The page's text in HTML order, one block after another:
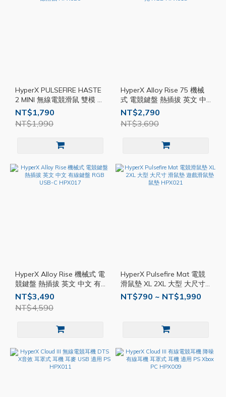
HyperX PULSEFIRE HASTE
2 MINI 無線電競滑鼠 雙模 藍
牙 輕量 有線 無線滑鼠
HPX020
NT$1,790
NT$1,990
HyperX Alloy Rise 75 機械
式 電競鍵盤 熱插拔 英文 中
文 有線 智慧調節背光 RGB
HPX018
NT$2,790
NT$3,690
HyperX Alloy Rise 機械式 電
競鍵盤 熱插拔 英文 中文 有
線鍵盤 RGB USB-C HPX017
NT$3,490
NT$4,590
HyperX Pulsefire Mat 電競
滑鼠墊 XL 2XL 大型 大尺寸
滑鼠墊 遊戲滑鼠墊 鼠墊
HPX021
NT$790 ~ NT$1,990